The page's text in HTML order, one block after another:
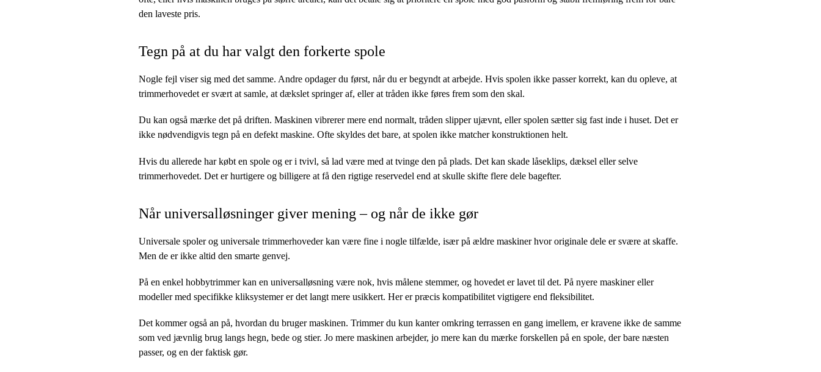
den laveste pris.
Tegn på at du har valgt den forkerte spole
Nogle fejl viser sig med det samme. Andre opdager du først, når du er begyndt at arbejde. Hvis spolen ikke passer korrekt, kan du opleve, at
trimmerhovedet er svært at samle, at dækslet springer af, eller at tråden ikke føres frem som den skal.
Du kan også mærke det på driften. Maskinen vibrerer mere end normalt, tråden slipper ujævnt, eller spolen sætter sig fast inde i huset. Det er
ikke nødvendigvis tegn på en defekt maskine. Ofte skyldes det bare, at spolen ikke matcher konstruktionen helt.
Hvis du allerede har købt en spole og er i tvivl, så lad være med at tvinge den på plads. Det kan skade låseklips, dæksel eller selve
trimmerhovedet. Det er hurtigere og billigere at få den rigtige reservedel end at skulle skifte flere dele bagefter.
Når universalløsninger giver mening – og når de ikke gør
Universale spoler og universale trimmerhoveder kan være fine i nogle tilfælde, især på ældre maskiner hvor originale dele er svære at skaffe.
Men de er ikke altid den smarte genvej.
På en enkel hobbytrimmer kan en universalløsning være nok, hvis målene stemmer, og hovedet er lavet til det. På nyere maskiner eller
modeller med specifikke kliksystemer er det langt mere usikkert. Her er præcis kompatibilitet vigtigere end fleksibilitet.
Det kommer også an på, hvordan du bruger maskinen. Trimmer du kun kanter omkring terrassen en gang imellem, er kravene ikke de samme
som ved jævnlig brug langs hegn, bede og stier. Jo mere maskinen arbejder, jo mere kan du mærke forskellen på en spole, der bare næsten
passer, og en der faktisk gør.